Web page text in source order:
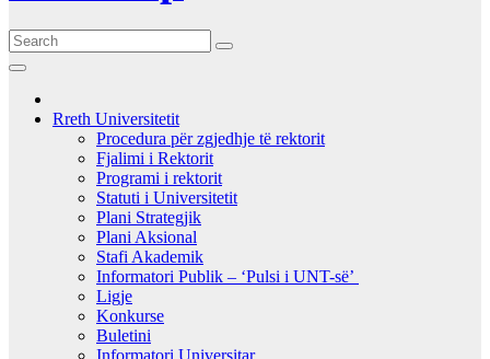
Rreth Universitetit
Procedura për zgjedhje të rektorit
Fjalimi i Rektorit
Programi i rektorit
Statuti i Universitetit
Plani Strategjik
Plani Aksional
Stafi Akademik
Informatori Publik – ‘Pulsi i UNT-së’
Ligje
Konkurse
Buletini
Informatori Universitar